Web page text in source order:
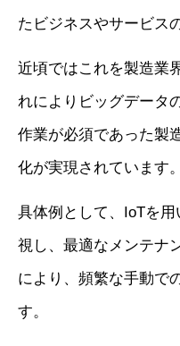
たビジネスやサービス
近頃ではこれを製造業
れによりビッグデータ
作業が必須であった製
化が実現されています。
具体例として、IoTを
視し、最適なメンテナ
により、頻繁な手動で
す。